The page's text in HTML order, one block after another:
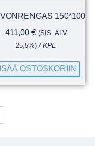
150*100
411,00 € (SIS. ALV
25,5%) / KPL
OSTOSKORIIN